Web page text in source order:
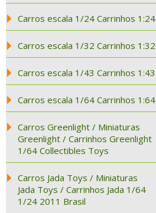
Carros escala 1/24 Carrinhos 1:24
Carros escala 1/32 Carrinhos 1:32
Carros escala 1/43 Carrinhos 1:43
Carros escala 1/64 Carrinhos 1:64
Carros Greenlight / Miniaturas
Greenlight / Carrinhos Greenlight
1/64 Collectibles Toys
Carros Jada Toys / Miniaturas
Jada Toys / Carrinhos Jada 1/64
1/24 2011 Brasil